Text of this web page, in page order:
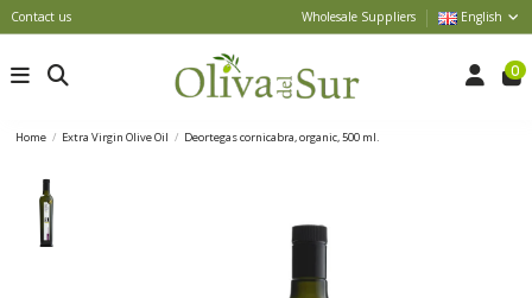
Contact us Wholesale Suppliers English
0
Home Extra Virgin Olive Oil Deortegas cornicabra, organic, 500 ml.